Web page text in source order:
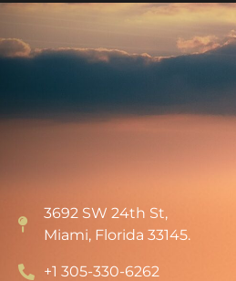
3692 SW 24th St,
Miami, Florida 33145.
+1 305-330-6262